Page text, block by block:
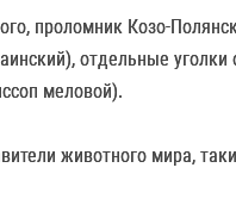
проломник Козо-
отдельные
меловой).
животного мира,